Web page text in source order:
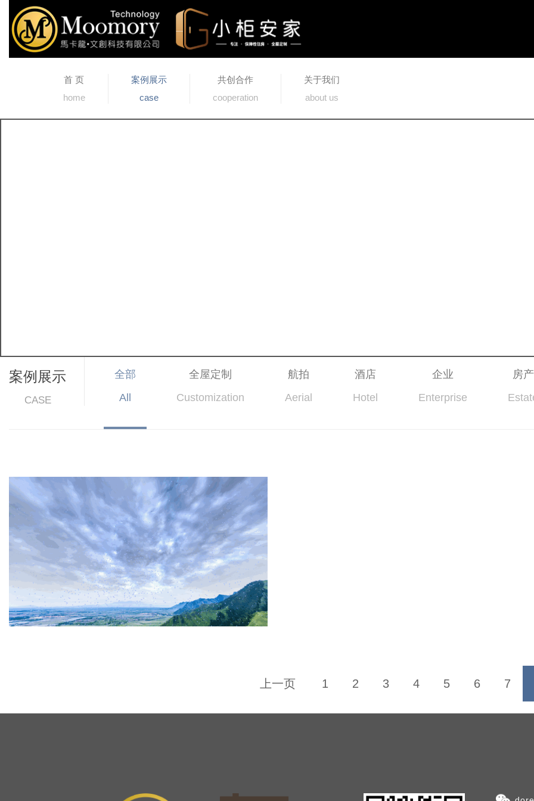
首 页
home
案例展示
case
共创合作
cooperation
关于我们
about us
案例展示
CASE
全部
All
全屋定制
Customization
航拍
Aerial
酒店
Hotel
企业
Enterprise
房产
上一页 1 2 3 4 5 6 7